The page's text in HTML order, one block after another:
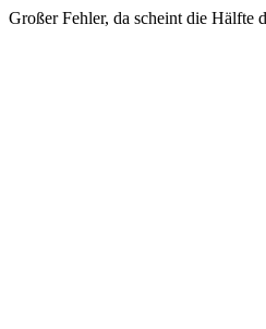
Großer Fehler, da scheint die Hälfte